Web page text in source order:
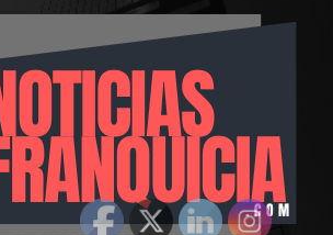
924 907